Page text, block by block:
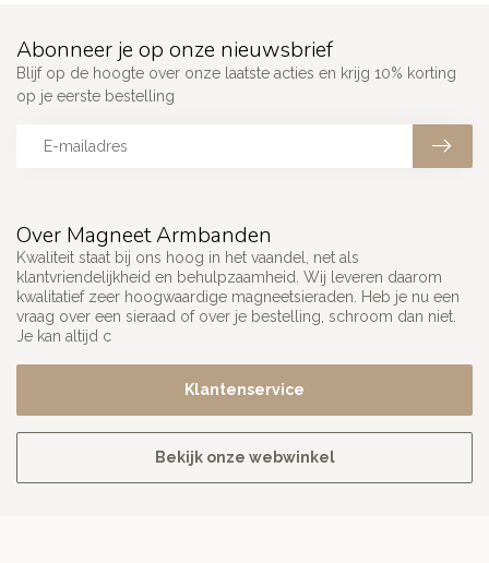
Over Magneet Armbanden
Kwaliteit staat bij ons hoog in het vaandel, net als
klantvriendelijkheid en behulpzaamheid. Wij leveren daarom
kwalitatief zeer hoogwaardige magneetsieraden. Heb je nu een
vraag over een sieraad of over je bestelling, schroom dan niet.
Je kan altijd c
Klantenservice
Bekijk onze webwinkel
Abonneer je op onze nieuwsbrief
Blijf op de hoogte over onze laatste acties en krijg 10% korting
op je eerste bestelling